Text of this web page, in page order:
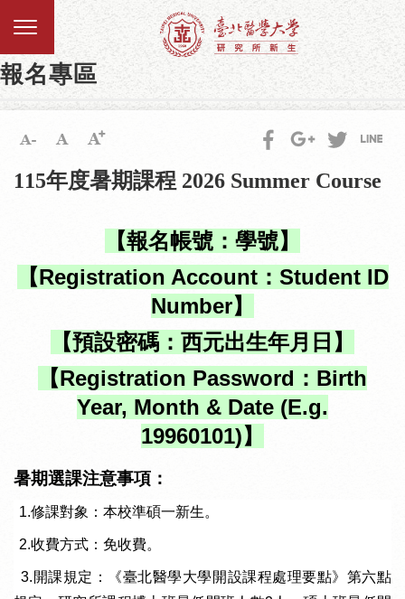
報名專區
115年度暑期課程 2026 Summer Course
【報名帳號：學號】
【Registration Account： Student ID
Number】
【預設密碼：西元出生年月日】
【Registration Password ： Birth
Year, Month & Date (E.g.
19960101)】
暑期選課注意事項：
1.修課對象：本校準碩一新生。
2.收費方式：免收費。
3. 開課規定：《臺北醫學大學開設課程處理要點》第六點